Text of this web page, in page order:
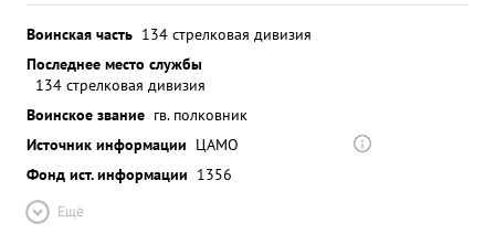
Воинская часть 134 стрелковая дивизия
Последнее место службы
134 стрелковая дивизия
Воинское звание гв. полковник
Источник информации ЦАМО
Фонд ист. информации 1356
Ещё